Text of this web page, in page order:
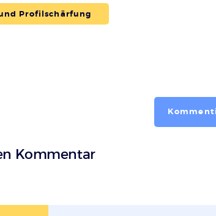
Profilschärfung
Kommentar